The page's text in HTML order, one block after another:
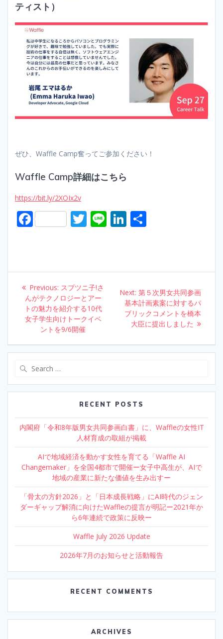
ティスト）
ぜひ、Waffle Camp奮ってご参加ください！
Waffle Camp詳細はこちら
https://bit.ly/2XOIx2v
F
b
o
o
k
T
er
Li Li
e
n
e
Post
navigation
Previous: Previous
post:
スプツニ子!さ
んがテクノロジーとアー
トの魅力を紹介する10代
女子学生向けトークイベ
ントを9/6開催
Next: Next
post:
第５次男女共同参画
基本計画素案に対するパ
ブリックコメントを橋本
大臣に提出しました
RECENT POSTS
内閣府「令和8年版男女共同参画白書」に、Waffleの女性IT
人材育成の取組が掲載
AIで地域経済を動かす女性を育てる「Waffle AI
Changemaker」を全国4都市で開催ー女子中高生が、AIで
地域の産業に新たな価値を生み出すー
「骨太の方針2026」と「日本成長戦略」にAI時代のジェン
ダーギャップ解消に向けたWaffleの提言が明記ー2021年か
ら6年連続で政策に反映ー
Waffle July 2026 Update
2026年7月のお知らせと活動報告
RECENT COMMENTS
ARCHIVES